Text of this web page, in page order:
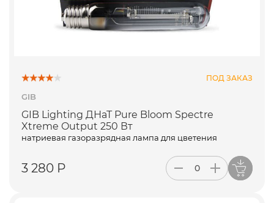
ПОД ЗАКАЗ
GIB
GIB Lighting ДНаТ Pure Bloom Spectre
Xtreme Output 250 Вт
натриевая газоразрядная лампа для цветения
3 280 Р